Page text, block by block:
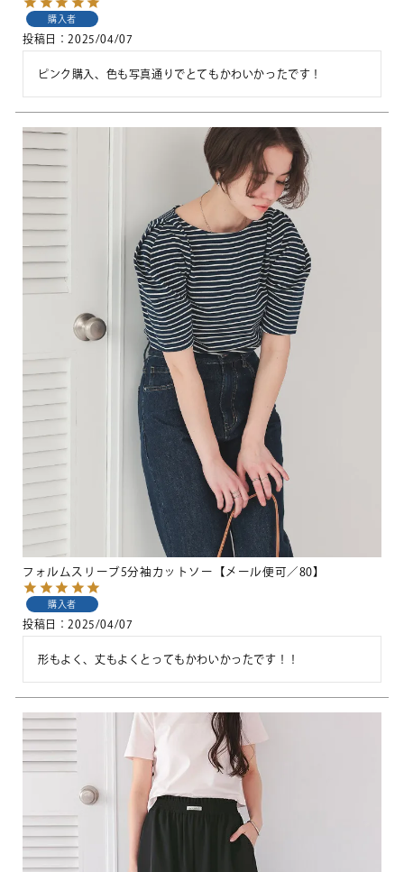
購入者
投稿日 2025/04/07
ピンク購入、色も写真通りでとてもかわいかったです！
フォルムスリーブ5分袖カットソー【メール便可／80】
購入者
投稿日 2025/04/07
形もよく、丈もよくとってもかわいかったです！！